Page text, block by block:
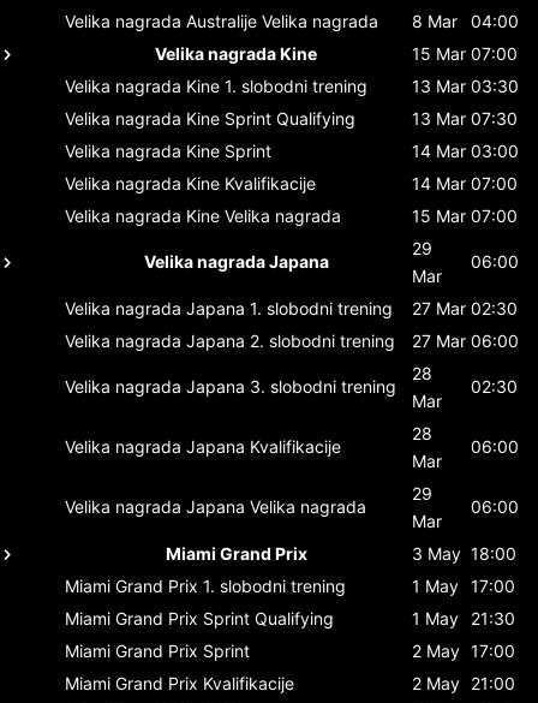
Velika nagrada Australije Velika nagrada 8 Mar
04:00
Velika nagrada Kine
15 Mar 07:00
Velika nagrada Kine 1. slobodni trening 13 Mar 03:30
Velika nagrada Kine Sprint Qualifying 13 Mar 07:30
Velika nagrada Kine Sprint 14 Mar 03:00
Velika nagrada Kine Kvalifikacije 14 Mar 07:00
Velika nagrada Kine Velika nagrada 15 Mar 07:00
Velika nagrada Japana
29
Mar
06:00
Velika nagrada Japana 1. slobodni trening 27 Mar 02:30
Velika nagrada Japana 2. slobodni trening 27 Mar 06:00
Velika nagrada Japana 3. slobodni trening
28
Mar
02:30
Velika nagrada Japana Kvalifikacije
28
Mar
06:00
Velika nagrada Japana Velika nagrada
29
Mar
06:00
Miami Grand Prix 3 May 18:00
Miami Grand Prix 1. slobodni trening 1 May 17:00
Miami Grand Prix Sprint Qualifying 1 May
21:30
Miami Grand Prix Sprint 2 May 17:00
Miami Grand Prix Kvalifikacije 2 May 21:00